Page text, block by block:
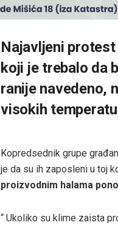
Najavljeni
koji je trebalo da
ranije navedeno,
visokih
Kopredsednik grupe
je da su ih zaposleni u toj
proizvodnim halama
“ Ukoliko su klime zaista